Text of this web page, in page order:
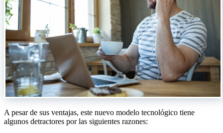
A pesar de sus ventajas, este nuevo modelo tecnológico tiene
algunos detractores por las siguientes razones: